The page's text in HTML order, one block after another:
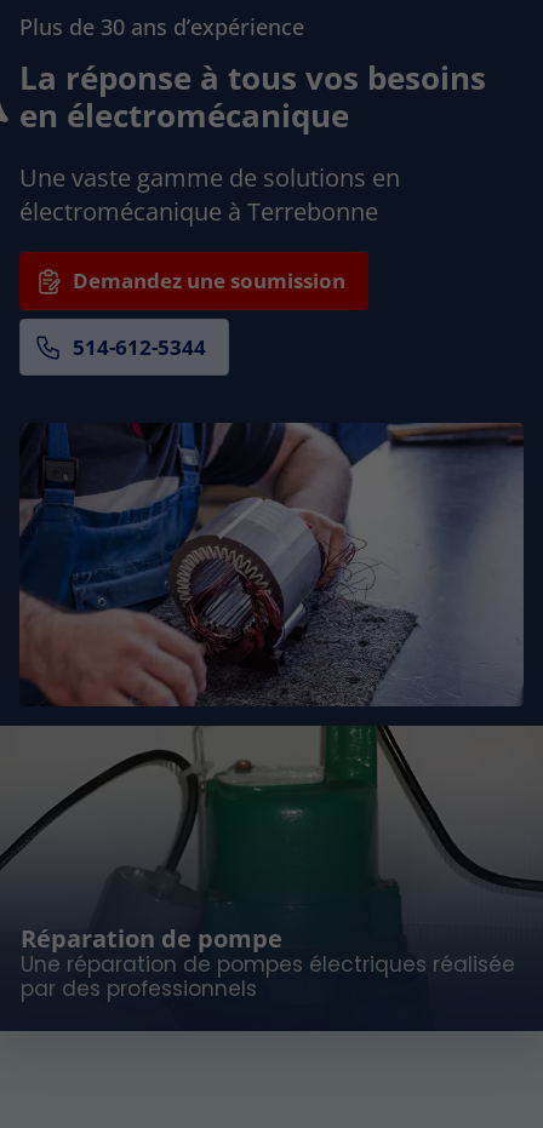
Plus de 30 ans d’expérience
La réponse à tous vos besoins
en électromécanique
Une vaste gamme de solutions en
électromécanique à Terrebonne
Demandez une soumission
514-612-5344
Réparation de pompe
Une réparation de pompes électriques réalisée
par des professionnels